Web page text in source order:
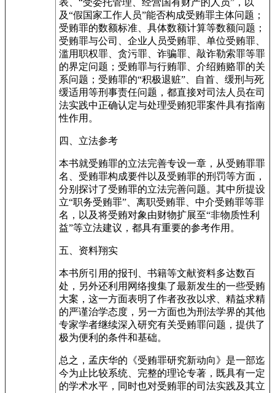
表、“受委托管理、经营国有财产的人员”，以
及“假国家工作人员”能否构成受贿罪主体问题；
受贿罪的数额标准、具体数额计算等数额问题；
受贿罪与公司、企业人员受贿罪、单位受贿罪、
滥用职权罪、贪污罪、诈骗罪、敲诈勒索罪等罪
的界定问题；受贿罪与行贿罪、介绍贿赂罪的关
系问题；受贿罪的“积极退赃”、自首、缓刑与死
缓适用等刑事责任问题，都直接对司法人员在司
法实践中正确认定与处理受贿犯罪案件具有指南
性作用。
四、立法参考
本书就受贿罪的立法完善专设一章，从受贿罪罪
名、受贿罪构成要件以及受贿罪的刑罚等方面，
分别探讨了受贿罪的立法完善问题。其中所提设
立“职务受贿罪”、离职受贿罪、中介受贿罪等罪
名，以及将受贿对象由财物扩展至“非物质性利
益”等立法建议，都具有重要的参考作用。
五、资料翔实
本书所引用的报刊、书籍等文献资料多达数百
处，另外还利用网络搜集了最新发生的一些受贿
大案，这一方面表明了作者孜孜以求、精益求精
的严谨治学态度，另一方面也为刑法学界的其他
专家学者继续深入研究有关受贿罪问题，提供了
极为便利的条件和基础。
总之，孟庆华的《受贿罪研究新动向》是一部迄
今为止比较系统、完整的理论专著，既具有一定
的学术水平，同时也对受贿罪的司法实践及其立